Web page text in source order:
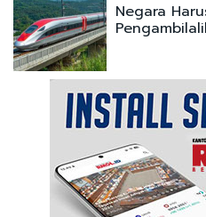
Negara